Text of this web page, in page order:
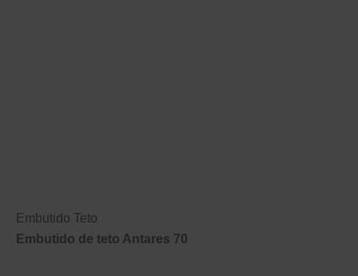
Embutido Teto
Embutido de teto Antares 70